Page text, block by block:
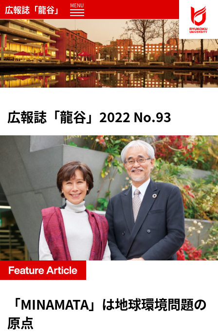
広報誌「龍谷」 MENU
広報誌「龍谷」2022 No.93
「MINAMATA」は地球環境問題の
原点